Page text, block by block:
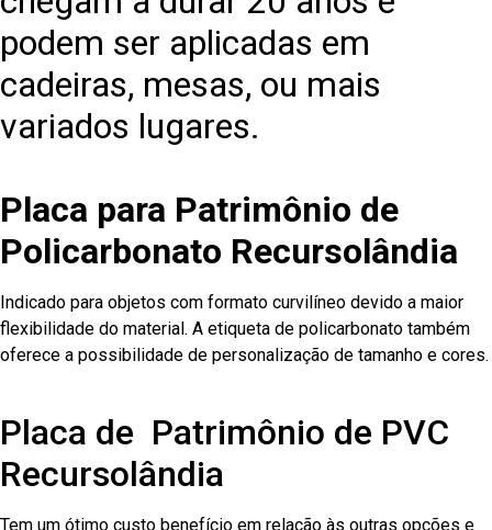
podem ser aplicadas em
cadeiras, mesas, ou mais
variados lugares.
Placa para Patrimônio de
Policarbonato Recursolândia
Indicado para objetos com formato curvilíneo devido a maior
flexibilidade do material. A etiqueta de policarbonato também
oferece a possibilidade de personalização de tamanho e cores.
Placa de Patrimônio de PVC
Recursolândia
Tem um ótimo custo benefício em relação às outras opções e